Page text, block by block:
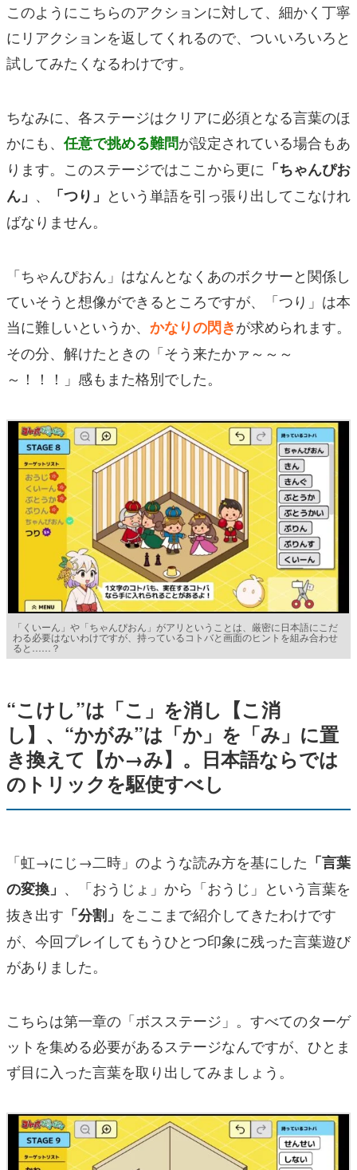
このようにこちらのアクションに対して、細かく丁寧
にリアクションを返してくれるので、ついいろいろと
試してみたくなるわけです。
ちなみに、各ステージはクリアに必須となる言葉のほ
かにも、任意で挑める難問が設定されている場合もあ
ります。このステージではここから更に 「ちゃんぴお
ん」 、 「つり」 という単語を引っ張り出してこなけれ
ばなりません。
「ちゃんぴおん」はなんとなくあのボクサーと関係し
ていそうと想像ができるところですが、「つり」は本
当に難しいというか、 かなりの閃きが求められます。
その分、解けたときの「そう来たかァ～～～
～！！！」感もまた格別でした。
「くいーん」や「ちゃんぴおん」がアリということは、厳密に日本語にこだ
わる必要はないわけですが、持っているコトバと画面のヒントを組み合わせ
ると……？
“こけし”は「こ」を消し【こ消
し】、“かがみ”は「か」を「み」に置
き換えて【か→み】。日本語ならでは
のトリックを駆使すべし
「虹→にじ→二時」のような読み方を基にした 「言葉
の変換」 、「おうじょ」から「おうじ」という言葉を
抜き出す 「分割」 をここまで紹介してきたわけです
が、今回プレイしてもうひとつ印象に残った言葉遊び
がありました。
こちらは第一章の「ボスステージ」。すべてのターゲ
ットを集める必要があるステージなんですが、ひとま
ず目に入った言葉を取り出してみましょう。